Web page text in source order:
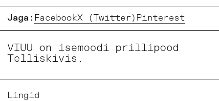
Jaga: FacebookX (Twitter) Pinterest
VIUU on isemoodi prillipood
Telliskivis.
Lingid